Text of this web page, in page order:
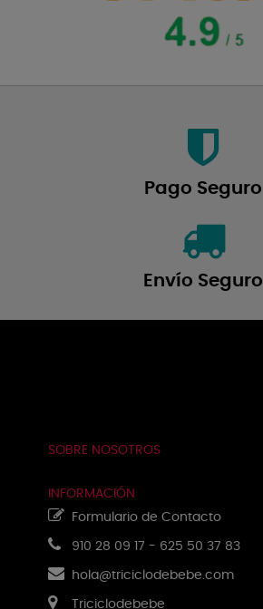
Pago Seguro
Envío Seguro
SOBRE NOSOTROS
INFORMACIÓN
Formulario de Contacto
910 28 09 17 - 625 50 37 83
hola@triciclodebebe.com
Triciclodebebe